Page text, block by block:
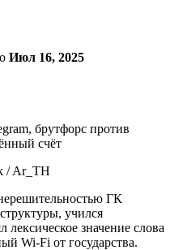
Июл 16, 2025
/ Ar_TH
ГК
учился
значение слова
Wi-Fi от государства.